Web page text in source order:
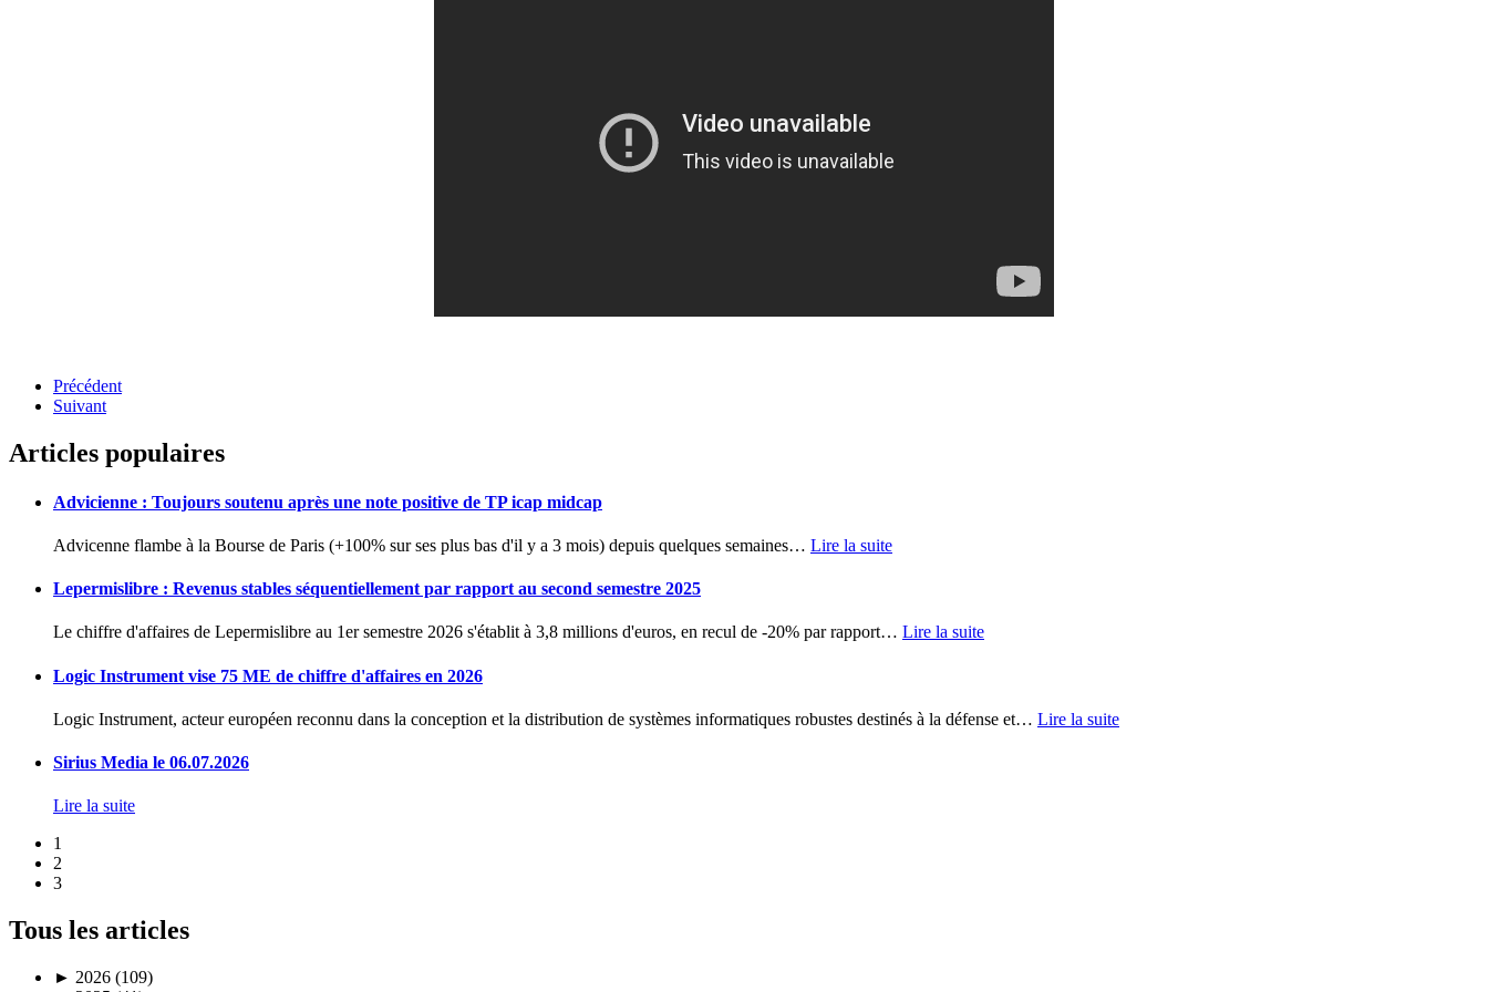
Précédent
Suivant
Articles populaires
Advicienne : Toujours soutenu après une note positive de TP icap midcap
Advicenne flambe à la Bourse de Paris (+100% sur ses plus bas d'il y a 3 mois) depuis quelques semaines… Lire la suite
Lepermislibre : Revenus stables séquentiellement par rapport au second semestre 2025
Le chiffre d'affaires de Lepermislibre au 1er semestre 2026 s'établit à 3,8 millions d'euros, en recul de -20% par rapport… Lire la suite
Logic Instrument vise 75 ME de chiffre d'affaires en 2026
Logic Instrument, acteur européen reconnu dans la conception et la distribution de systèmes informatiques robustes destinés à la défense et… Lire la suite
Sirius Media le 06.07.2026
Lire la suite
1
2
3
Tous les articles
► 2026 (109)